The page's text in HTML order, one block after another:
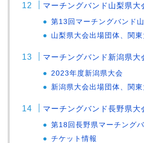
マーチングバンド山梨県大
第13回マーチングバンド
山梨県大会出場団体、関
マーチングバンド新潟県大
2023年度新潟県大会
新潟県大会出場団体、関
マーチングバンド長野県大
第18回長野県マーチング
チケット情報